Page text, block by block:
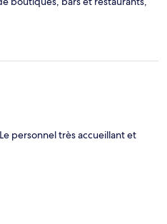
personnel très accueillant et